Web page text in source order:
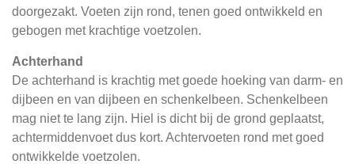
doorgezakt. Voeten zijn rond, tenen goed ontwikkeld en
gebogen met krachtige voetzolen.
Achterhand
De achterhand is krachtig met goede hoeking van darm- en
dijbeen en van dijbeen en schenkelbeen. Schenkelbeen
mag niet te lang zijn. Hiel is dicht bij de grond geplaatst,
achtermiddenvoet dus kort. Achtervoeten rond met goed
ontwikkelde voetzolen.